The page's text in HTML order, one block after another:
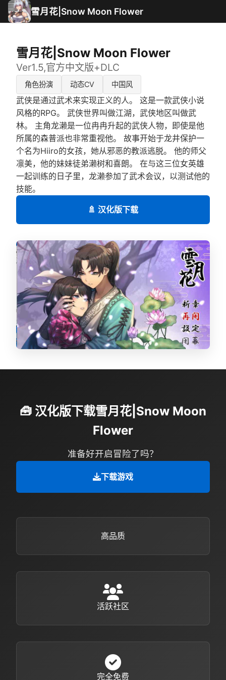
雪月花|Snow Moon Flower
雪月花|Snow Moon Flower
Ver1.5,官方中文版+DLC
角色扮演 动态CV 中国风
武侠是通过武术来实现正义的人。 这是一款武侠小说
风格的RPG。 武侠世界叫做江湖，武侠地区叫做武
林。 主角龙濑是一位冉冉升起的武侠人物，即使是他
所属的森普派也非常重视他。 故事开始于龙井保护一
个名为Hiiro的女孩，她从邪恶的教派逃脱。 他的师父
凛美，他的妹妹徒弟濑树和喜朗。 在与这三位女英雄
一起训练的日子里，龙濑参加了武术会议，以测试他的
技能。
🚿 汉化版下载
🧰 汉化版下载雪月花|Snow Moon
Flower
准备好开启冒险了吗？
下载游戏
高品质
活跃社区
完全免费